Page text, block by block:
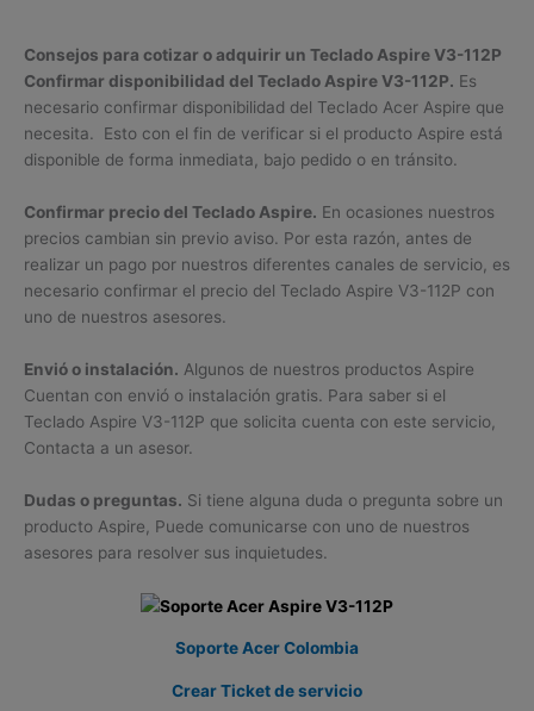
Consejos para cotizar o adquirir un Teclado Aspire V3-112P
Confirmar disponibilidad del Teclado Aspire V3-112P. Es
necesario confirmar disponibilidad del Teclado Acer Aspire que
necesita. Esto con el fin de verificar si el producto Aspire está
disponible de forma inmediata, bajo pedido o en tránsito.
Confirmar precio del Teclado Aspire. En ocasiones nuestros
precios cambian sin previo aviso. Por esta razón, antes de
realizar un pago por nuestros diferentes canales de servicio, es
necesario confirmar el precio del Teclado Aspire V3-112P con
uno de nuestros asesores.
Envió o instalación. Algunos de nuestros productos Aspire
Cuentan con envió o instalación gratis. Para saber si el
Teclado Aspire V3-112P que solicita cuenta con este servicio,
Contacta a un asesor.
Dudas o preguntas. Si tiene alguna duda o pregunta sobre un
producto Aspire, Puede comunicarse con uno de nuestros
asesores para resolver sus inquietudes.
Soporte Acer Colombia
Crear Ticket de servicio